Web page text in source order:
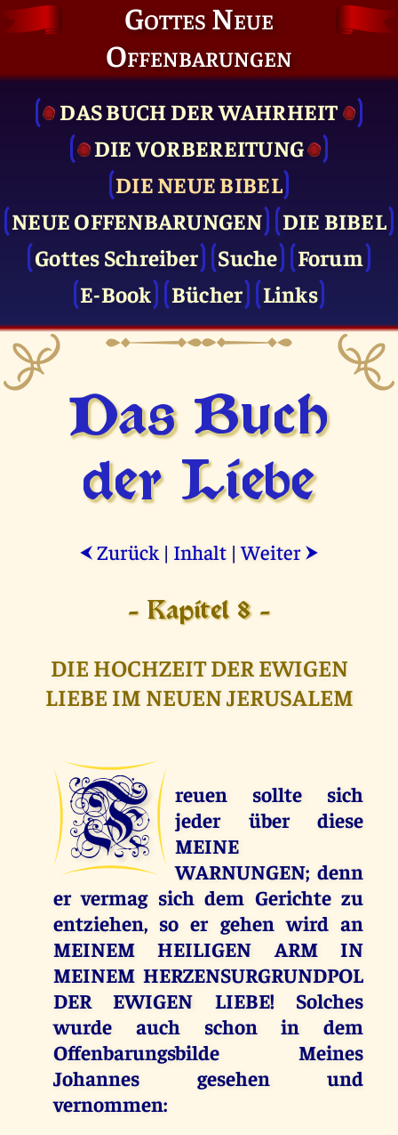
Gottes Neue
Offenbarungen
DAS BUCH DER WAHRHEIT
DIE VOR­BEREITUNG
DIE NEUE BIBEL
NEUE OFFENBARUNGEN
DIE BIBEL
Gottes Schreiber
Suche
Forum
E-Book
Bücher Links
Das Buch
der Liebe
⮜ Zurück | Inhalt |Weiter ⮞
- Kapitel 8 -
DIE HOCHZEIT DER EWIGEN
LIEBE IM NEUEN JERUSALEM
F
reuen sollte sich
jeder über diese
MEINE
WARNUNGEN; denn
er vermag sich dem Gerichte zu
entziehen, so er gehen wird an
MEINEM HEILIGEN ARM IN
MEINEM HERZENSURGRUNDPOL
DER EWIGEN LIEBE! Solches
wurde auch schon in dem
Offenbarungsbilde Meines
Johannes gesehen und
vernommen: